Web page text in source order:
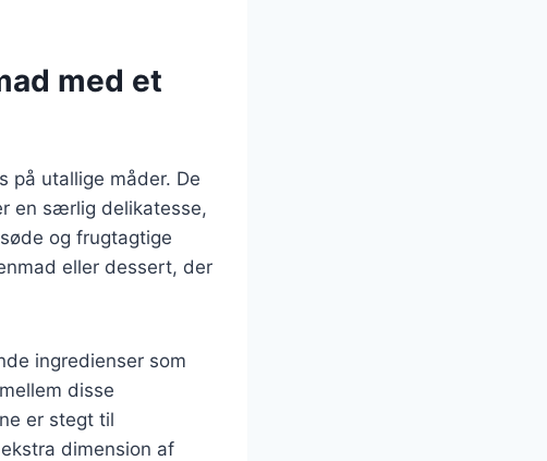
med et
på utallige måder. De
en særlig delikatesse,
og frugtagtige
eller dessert, der
ingredienser som
disse
er stegt til
dimension af